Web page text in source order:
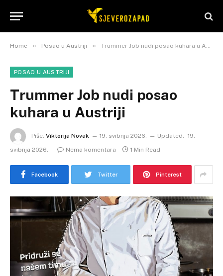
Home » Posao u Austriji » Trummer Job nudi posao kuhara u Austriji
POSAO U AUSTRIJI
Trummer Job nudi posao
kuhara u Austriji
Piše: Viktorija Novak 19. svibnja 2026. Updated: 19.
svibnja 2026.
Nema komentara 1 Min Read
Facebook Twitter Pinterest